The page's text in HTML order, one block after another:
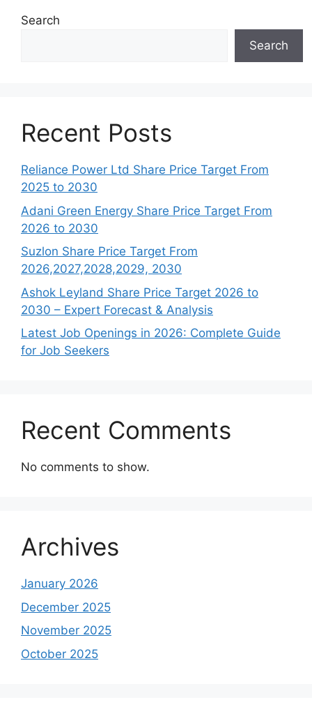
Search
Search
Recent Posts
Reliance Power Ltd Share Price Target From
2025 to 2030
Adani Green Energy Share Price Target From
2026 to 2030
Suzlon Share Price Target From
2026,2027,2028,2029, 2030
Ashok Leyland Share Price Target 2026 to
2030 – Expert Forecast & Analysis
Latest Job Openings in 2026: Complete Guide
for Job Seekers
Recent Comments
No comments to show.
Archives
January 2026
December 2025
November 2025
October 2025